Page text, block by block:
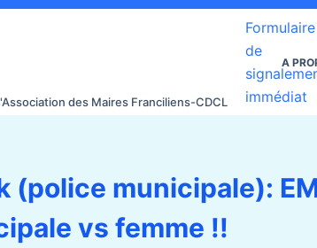
des Maires Franciliens-CDCL
Formulaire
de
immédiat
A
(police municipale):
vs femme !!